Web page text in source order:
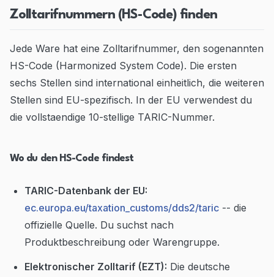
Zolltarifnummern (HS-Code) finden
Jede Ware hat eine Zolltarifnummer, den sogenannten
HS-Code (Harmonized System Code). Die ersten
sechs Stellen sind international einheitlich, die weiteren
Stellen sind EU-spezifisch. In der EU verwendest du
die vollstaendige 10-stellige TARIC-Nummer.
Wo du den HS-Code findest
TARIC-Datenbank der EU:
ec.europa.eu/taxation_customs/dds2/taric -- die
offizielle Quelle. Du suchst nach
Produktbeschreibung oder Warengruppe.
Elektronischer Zolltarif (EZT): Die deutsche